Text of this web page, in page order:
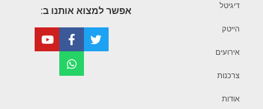
דיגיטל
הייטק
אירועים
צרכנות
אודות
אפשר למצוא אותנו ב: